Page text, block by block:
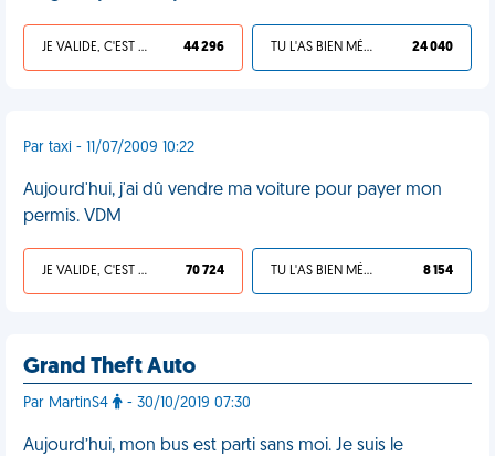
JE VALIDE, C'EST UNE VDM 44 296 TU L'AS BIEN MÉRITÉ 24 040
Par taxi - 11/07/2009 10:22
Aujourd'hui, j'ai dû vendre ma voiture pour payer mon
permis. VDM
JE VALIDE, C'EST UNE VDM 70 724 TU L'AS BIEN MÉRITÉ 8 154
Grand Theft Auto
Par MartinS4 - 30/10/2019 07:30
Aujourd’hui, mon bus est parti sans moi. Je suis le